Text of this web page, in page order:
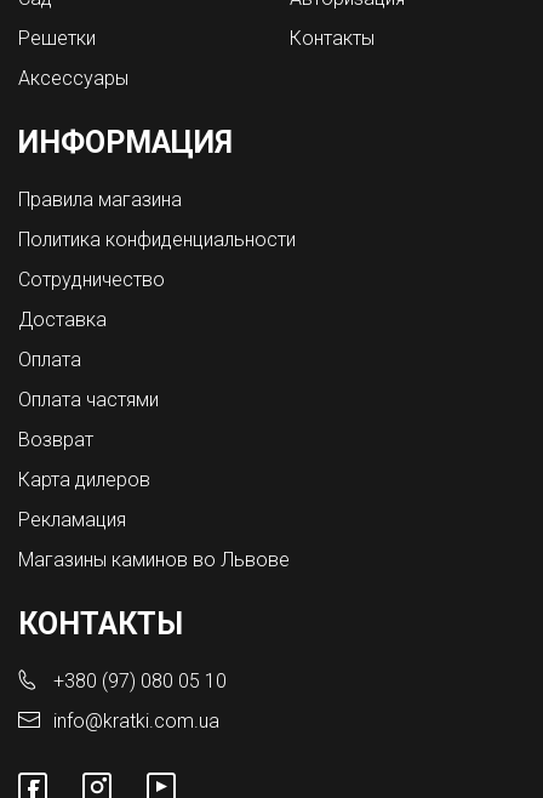
Решетки
Аксессуары
Контакты
ИНФОРМАЦИЯ
Правила магазина
Политика конфиденциальности
Сотрудничество
Доставка
Оплата
Оплата частями
Возврат
Карта дилеров
Рекламация
Магазины каминов во Львове
КОНТАКТЫ
+380 (97) 080 05 10
info@kratki.com.ua